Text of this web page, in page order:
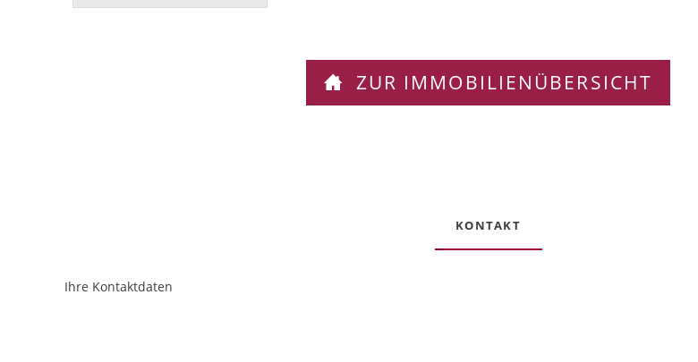
ZUR IMMOBILIENÜBERSICHT
KONTAKT
ObjektPlatzhalter
URL
Ihre Kontaktdaten